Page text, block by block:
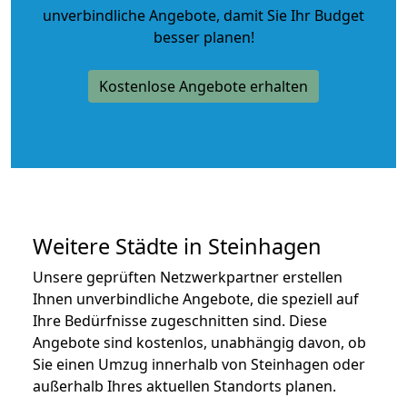
unverbindliche Angebote, damit Sie Ihr Budget
besser planen!
Kostenlose Angebote erhalten
Weitere Städte in Steinhagen
Unsere geprüften Netzwerkpartner erstellen
Ihnen unverbindliche Angebote, die speziell auf
Ihre Bedürfnisse zugeschnitten sind. Diese
Angebote sind kostenlos, unabhängig davon, ob
Sie einen Umzug innerhalb von Steinhagen oder
außerhalb Ihres aktuellen Standorts planen.